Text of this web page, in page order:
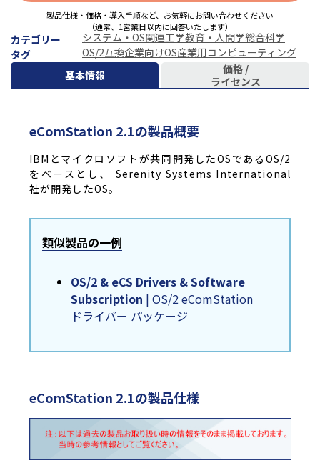
製品仕様・価格・導入手順など、お気軽にお問い合わせください
（通常、1営業日以内に回答いたします）
カテゴリー システム・OS関連工学教育・人間学総合科学
タグ
OS/2互換企業向けOS産業用コンピューティング
基本情報
価格 /
ライセンス
eComStation 2.1の製品概要
IBMとマイクロソフトが共同開発したOSであるOS/2
をベースとし、 Serenity Systems International
社が開発したOS。
類似製品の一例
OS/2 & eCS Drivers & Software
Subscription | OS/2 eComStation
ドライバー パッケージ
eComStation 2.1の製品仕様